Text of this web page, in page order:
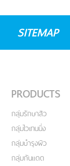
SITEMAP
PRODUCTS
กลุ่มรักษาสิว
กลุ่มไวเทนนิ่ง
กลุ่มบำรุงผิว
กลุ่มกันแดด